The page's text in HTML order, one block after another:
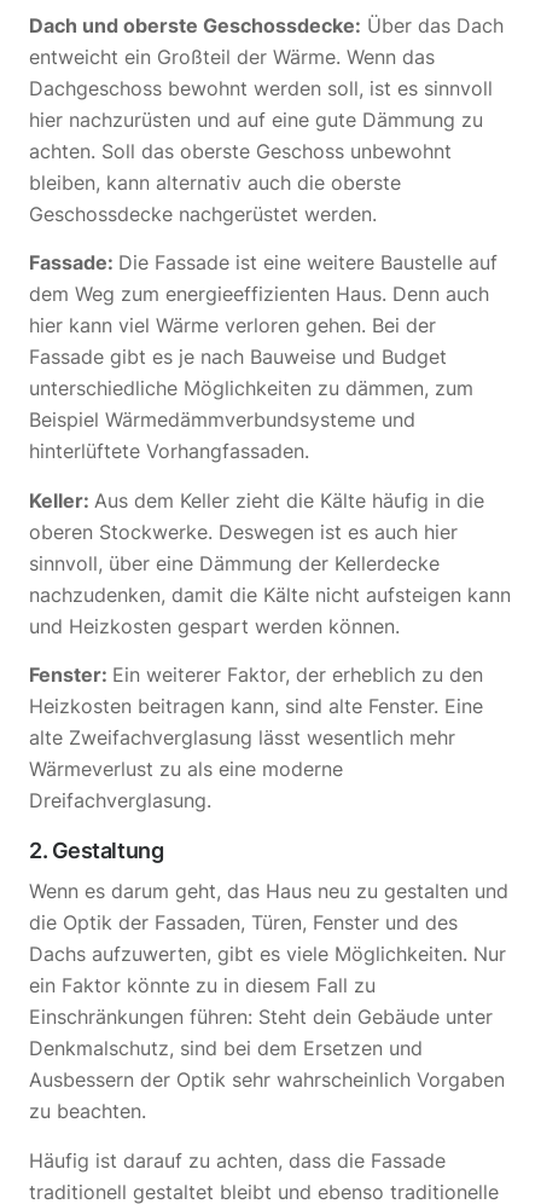
Dach und oberste Geschossdecke: Über das Dach
entweicht ein Großteil der Wärme. Wenn das
Dachgeschoss bewohnt werden soll, ist es sinnvoll
hier nachzurüsten und auf eine gute Dämmung zu
achten. Soll das oberste Geschoss unbewohnt
bleiben, kann alternativ auch die oberste
Geschossdecke nachgerüstet werden.
Fassade: Die Fassade ist eine weitere Baustelle auf
dem Weg zum energieeffizienten Haus. Denn auch
hier kann viel Wärme verloren gehen. Bei der
Fassade gibt es je nach Bauweise und Budget
unterschiedliche Möglichkeiten zu dämmen, zum
Beispiel Wärmedämmverbundsysteme und
hinterlüftete Vorhangfassaden.
Keller: Aus dem Keller zieht die Kälte häufig in die
oberen Stockwerke. Deswegen ist es auch hier
sinnvoll, über eine Dämmung der Kellerdecke
nachzudenken, damit die Kälte nicht aufsteigen kann
und Heizkosten gespart werden können.
Fenster: Ein weiterer Faktor, der erheblich zu den
Heizkosten beitragen kann, sind alte Fenster. Eine
alte Zweifachverglasung lässt wesentlich mehr
Wärmeverlust zu als eine moderne
Dreifachverglasung.
2. Gestaltung
Wenn es darum geht, das Haus neu zu gestalten und
die Optik der Fassaden, Türen, Fenster und des
Dachs aufzuwerten, gibt es viele Möglichkeiten. Nur
ein Faktor könnte zu in diesem Fall zu
Einschränkungen führen: Steht dein Gebäude unter
Denkmalschutz, sind bei dem Ersetzen und
Ausbessern der Optik sehr wahrscheinlich Vorgaben
zu beachten.
Häufig ist darauf zu achten, dass die Fassade
traditionell gestaltet bleibt und ebenso traditionelle